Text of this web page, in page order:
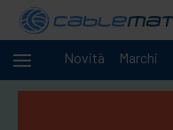
Novità Marchi
Cavi -